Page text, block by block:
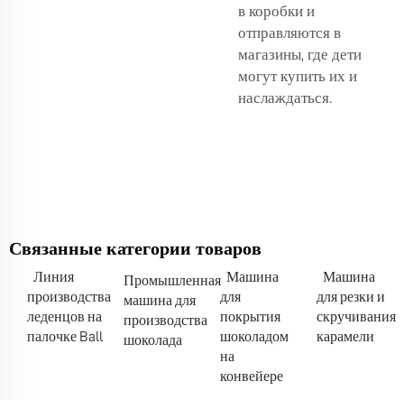
в коробки и
отправляются в
магазины, где дети
могут купить их и
наслаждаться.
Связанные категории товаров
Линия
производства
леденцов на
палочке Ball
Промышленная
машина для
производства
шоколада
Машина
для
покрытия
шоколадом
на
конвейере
Машина
для резки и
скручивания
карамели